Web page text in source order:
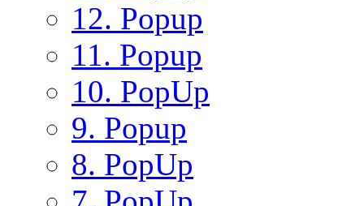
12. Popup
11. Popup
10. PopUp
9. Popup
8. PopUp